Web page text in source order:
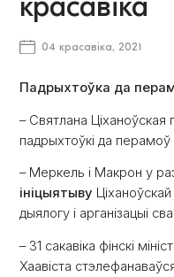
04 красавіка, 2021
Падрыхтоўка да
– Святлана Ціханоўская
падрыхтоўкі да перамоў
– Меркель і Макрон у
ініцыятыву Ціханоўскай
дыялогу і арганізацыі
– 31 сакавіка фінскі
Хаавіста